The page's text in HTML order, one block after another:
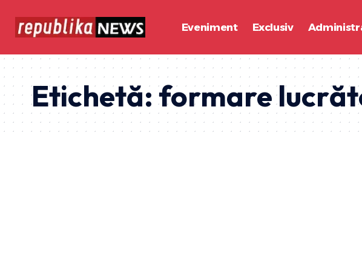
Eveniment Exclusiv
Etichetă:formare